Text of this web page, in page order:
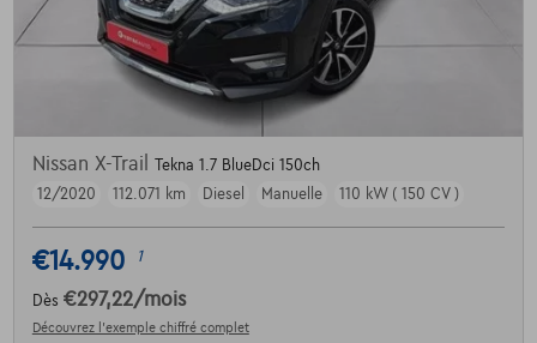
Nissan X-Trail
Tekna 1.7 BlueDci 150ch
12/2020
112.071 km Diesel Manuelle 110 kW ( 150 CV )
€14.990 1
Dès €297,22/mois
Découvrez l’exemple chiffré complet